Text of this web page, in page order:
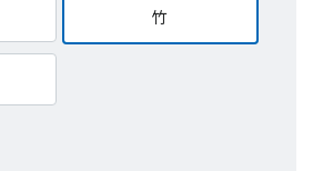
竹